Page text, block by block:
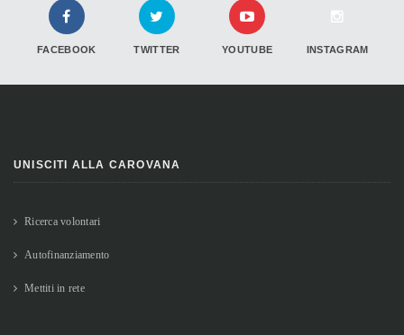
FACEBOOK TWITTER YOUTUBE INSTAGRAM
UNISCITI ALLA CAROVANA
Ricerca volontari
Autofinanziamento
Mettiti in rete